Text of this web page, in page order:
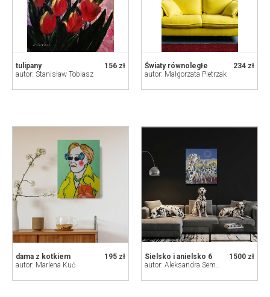
156 zł
tulipany
autor: Stanisław Tobiasz
234 zł
Światy równoległe
autor: Małgorzata Pietrzak
195 zł
dama z kotkiem
autor: Marlena Kuć
1500 zł
Sielsko i anielsko 6
autor: Aleksandra Semeniuk